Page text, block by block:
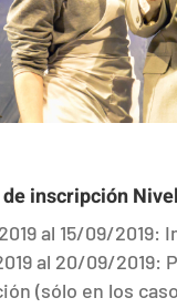
inscripción
al 15/09/2019:
al 20/09/
(sólo en los